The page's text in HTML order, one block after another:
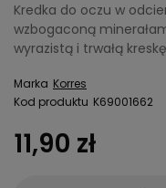
Kredka do oczu w
wzbogaconą
wyrazistą i trwałą
Marka Korres
Kod produktu K69001662
11,90 zł